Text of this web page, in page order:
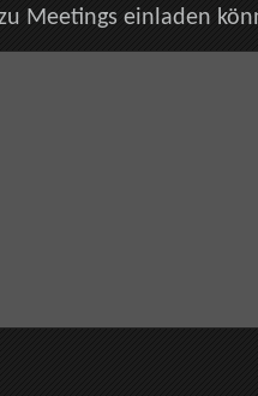
Meetings einladen